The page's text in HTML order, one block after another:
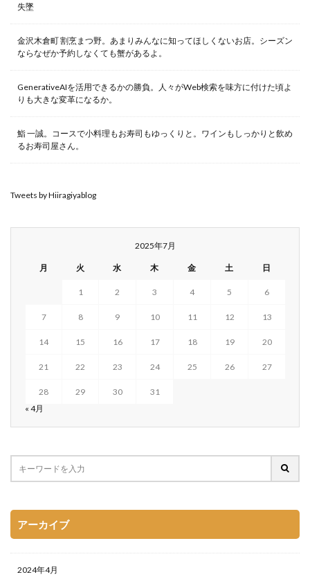
失墜
金沢木倉町 割烹まつ野。あまりみんなに知ってほしくないお店。シーズン
ならなぜか予約しなくても蟹があるよ。
GenerativeAIを活用できるかの勝負。人々がWeb検索を味方に付けた頃よ
りも大きな変革になるか。
鮨 一誠。コースで小料理もお寿司もゆっくりと。ワインもしっかりと飲め
るお寿司屋さん。
Tweets by Hiiragiyablog
2025年7月
月 火 水 木 金 土 日
1 2 3 4 5 6
7 8 9 10 11 12 13
14 15 16 17 18 19 20
21 22 23 24 25 26 27
28 29 30
31
« 4月
アーカイブ
2024年4月